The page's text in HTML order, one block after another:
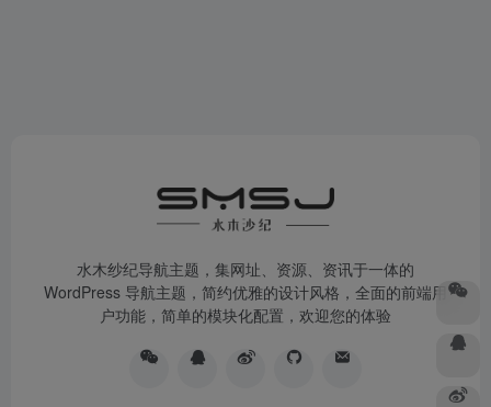
水木纱纪导航主题，集网址、资源、资讯于一体的
WordPress 导航主题，简约优雅的设计风格，全面的前端用
户功能，简单的模块化配置，欢迎您的体验